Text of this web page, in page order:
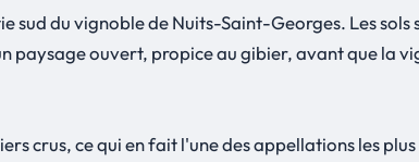
sud du vignoble de Nuits-Saint-Georges. Les
paysage ouvert, propice au gibier, avant que la
crus, ce qui en fait l'une des appellations les